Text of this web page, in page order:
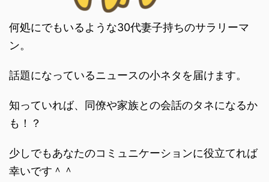
何処にでもいるような30代妻子持ちのサラリーマ
ン。
話題になっているニュースの小ネタを届けます。
知っていれば、同僚や家族との会話のタネになるか
も！？
少しでもあなたのコミュニケーションに役立てれば
幸いです＾＾